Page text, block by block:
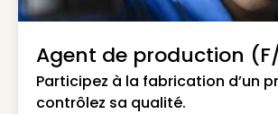
Agent de production
Participez à la fabrication d’un
contrôlez sa qualité.